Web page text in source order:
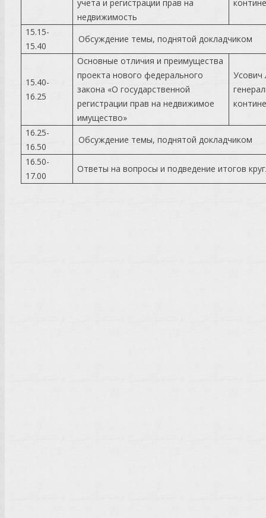
учета и регистрации прав на
недвижимость
15.15-
15.40
Обсуждение темы, поднятой докладчиком
15.40-
16.25
Основные отличия и преимущества
проекта нового федерального
закона «О государственной
регистрации прав на недвижимое
имущество»
Усович
16.25-
16.50
Обсуждение темы, поднятой докладчиком
16.50-
17.00
Ответы на вопросы и подведение итогов